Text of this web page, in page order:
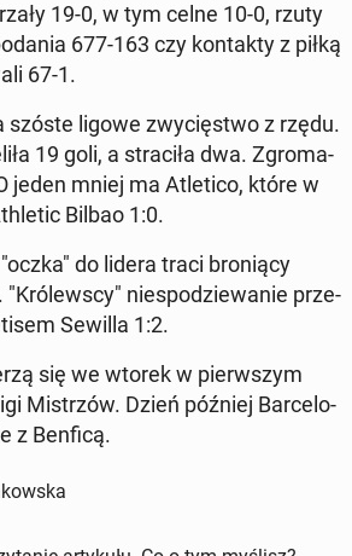
19-0, w tym celne 10-0, rzuty
677-163 czy kon­tak­ty z piłką
67-1.
szóste ligowe zwy­cię­stwo z rzędu.
19 goli, a stra­ci­ła dwa. Zgro­ma­
jeden mniej ma Atle­ti­co, które w
Bilbao 1:0.
do lidera traci bro­nią­cy
"Kró­lew­scy" nie­spo­dzie­wa­nie prze­
Sewilla 1:2.
się we wtorek w pierw­szym
Mi­strzów. Dzień później Bar­ce­lo­
z Benficą.